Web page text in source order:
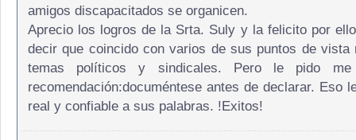
amigos discapacitados se organicen.
Aprecio los logros de la Srta. Suly y la felicito por
decir que coincido con varios de sus puntos de vista
temas políticos y sindicales. Pero le pido me
recomendación:documéntese antes de declarar. Eso
real y confiable a sus palabras. !Exitos!